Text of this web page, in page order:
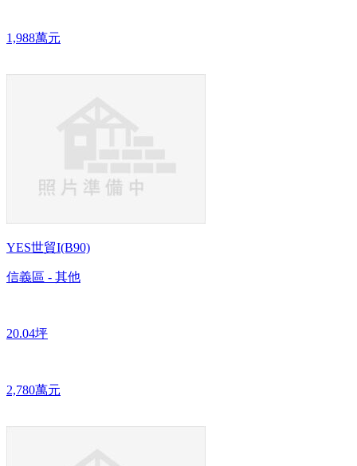
1,988萬元
YES世貿I(B90)
信義區 - 其他
20.04坪
2,780萬元